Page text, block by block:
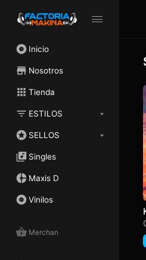
Inicio
Nosotros
Tienda
ESTILOS
SELLOS
Singles
Maxis D
Vinilos
Merchan